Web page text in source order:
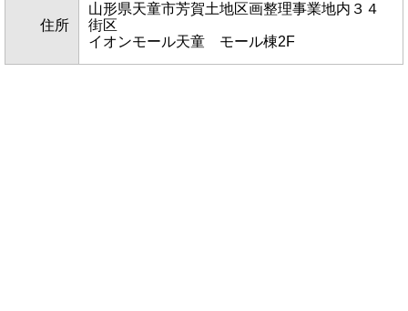
住所
山形県天童市芳賀土地区画整理事業地内３４
街区
イオンモール天童 モール棟2F